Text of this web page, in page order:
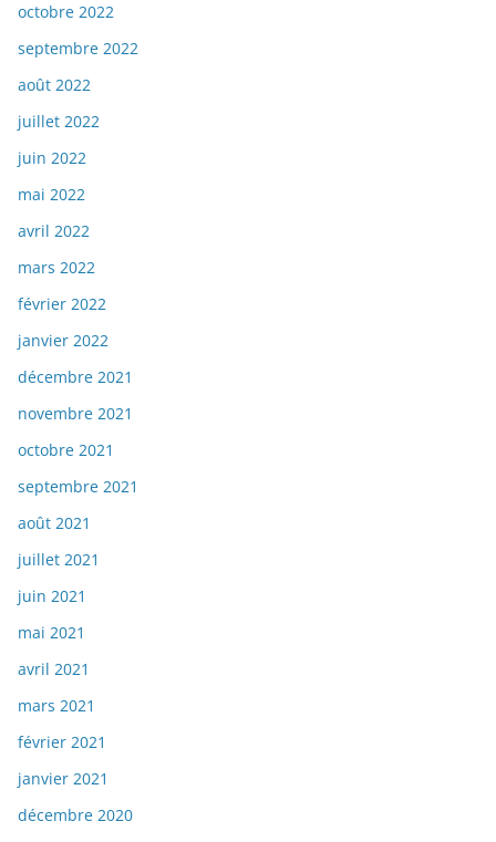
octobre 2022
septembre 2022
août 2022
juillet 2022
juin 2022
mai 2022
avril 2022
mars 2022
février 2022
janvier 2022
décembre 2021
novembre 2021
octobre 2021
septembre 2021
août 2021
juillet 2021
juin 2021
mai 2021
avril 2021
mars 2021
février 2021
janvier 2021
décembre 2020